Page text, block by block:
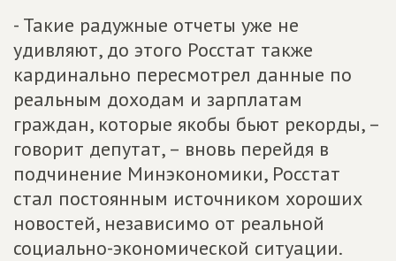
- Такие радужные отчеты уже не
удивляют, до этого Росстат также
кардинально пересмотрел данные по
реальным доходам и зарплатам
граждан, которые якобы бьют рекорды, –
говорит депутат, – вновь перейдя в
подчинение Минэкономики, Росстат
стал постоянным источником хороших
новостей, независимо от реальной
социально-экономической ситуации.